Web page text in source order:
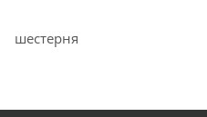
шестерня